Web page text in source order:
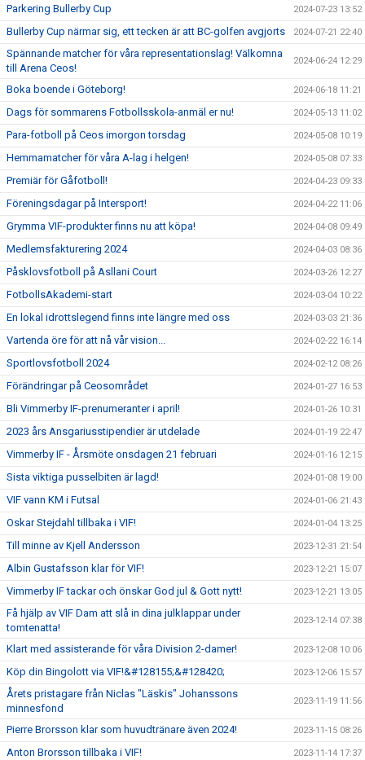
Parkering Bullerby Cup 2024-07-23 13:52
Bullerby Cup närmar sig, ett tecken är att BC-golfen avgjorts 2024-07-21 22:40
Spännande matcher för våra representationslag! Välkomna
till Arena Ceos!
2024-06-24 12:29
Boka boende i Göteborg! 2024-06-18 11:21
Dags för sommarens Fotbollsskola-anmäl er nu! 2024-05-13 11:02
Para-fotboll på Ceos imorgon torsdag 2024-05-08 10:19
Hemmamatcher för våra A-lag i helgen! 2024-05-08 07:33
Premiär för Gåfotboll! 2024-04-23 09:33
Föreningsdagar på Intersport! 2024-04-22 11:06
Grymma VIF-produkter finns nu att köpa! 2024-04-08 09:49
Medlemsfakturering 2024 2024-04-03 08:36
Påsklovsfotboll på Asllani Court 2024-03-26 12:27
FotbollsAkademi-start 2024-03-04 10:22
En lokal idrottslegend finns inte längre med oss 2024-03-03 21:36
Vartenda öre för att nå vår vision... 2024-02-22 16:14
Sportlovsfotboll 2024 2024-02-12 08:26
Förändringar på Ceosområdet 2024-01-27 16:53
Bli Vimmerby IF-prenumeranter i april! 2024-01-26 10:31
2023 års Ansgariusstipendier är utdelade 2024-01-19 22:47
Vimmerby IF - Årsmöte onsdagen 21 februari 2024-01-16 12:15
Sista viktiga pusselbiten är lagd! 2024-01-08 19:00
VIF vann KM i Futsal 2024-01-06 21:43
Oskar Stejdahl tillbaka i VIF! 2024-01-04 13:25
Till minne av Kjell Andersson 2023-12-31 21:54
Albin Gustafsson klar för VIF! 2023-12-21 15:07
Vimmerby IF tackar och önskar God jul & Gott nytt! 2023-12-21 13:05
Få hjälp av VIF Dam att slå in dina julklappar under
tomtenatta!
2023-12-14 07:38
Klart med assisterande för våra Division 2-damer! 2023-12-08 10:06
Köp din Bingolott via VIF!&#128155;&#128420; 2023-12-06 15:57
Årets pristagare från Niclas "Läskis" Johanssons
minnesfond
2023-11-19 11:56
Pierre Brorsson klar som huvudtränare även 2024! 2023-11-15 08:26
Anton Brorsson tillbaka i VIF! 2023-11-14 17:37